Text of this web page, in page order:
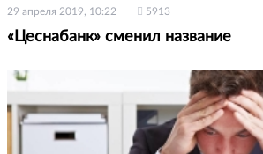
29 апреля 2019, 10:22 5913
«Цеснабанк» сменил название